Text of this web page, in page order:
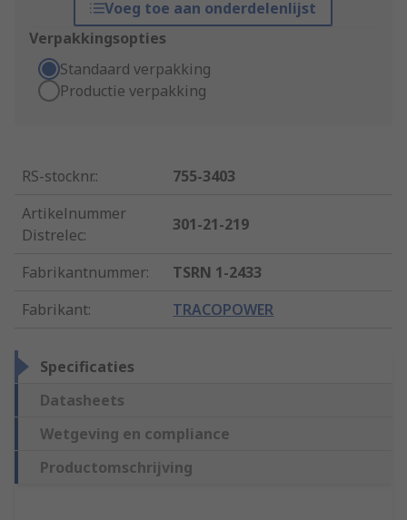
Voeg toe aan onderdelenlijst
Verpakkingsopties
Standaard verpakking
Productie verpakking
RS-stocknr.:
755-3403
Artikelnummer
Distrelec:
301-21-219
Fabrikantnummer:
TSRN 1-2433
Fabrikant: TRACOPOWER
Specificaties
Datasheets
Wetgeving en compliance
Productomschrijving